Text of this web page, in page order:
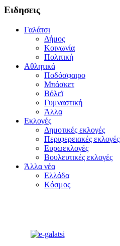
Ειδησεις
Γαλάτσι
Δήμος
Κοινωνία
Πολιτική
Αθλητικά
Ποδόσφαιρο
Μπάσκετ
Βόλεϊ
Γυμναστική
Άλλα
Εκλογές
Δημοτικές εκλογές
Περιφερειακές εκλογές
Ευρωεκλογές
Βουλευτικές εκλογές
Άλλα νέα
Ελλάδα
Κόσμος